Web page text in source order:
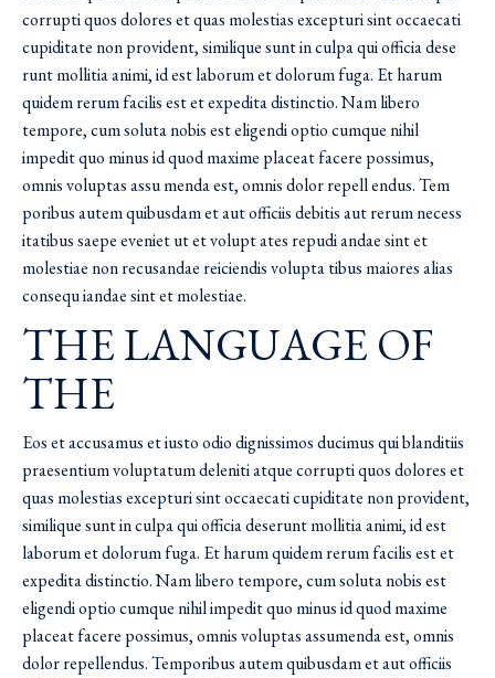
corrupti quos dolores et quas molestias excepturi sint occaecati
cupiditate non provident, similique sunt in culpa qui officia dese
runt mollitia animi, id est laborum et dolorum fuga. Et harum
quidem rerum facilis est et expedita distinctio. Nam libero
tempore, cum soluta nobis est eligendi optio cumque nihil
impedit quo minus id quod maxime placeat facere possimus,
omnis voluptas assu menda est, omnis dolor repell endus. Tem
poribus autem quibusdam et aut officiis debitis aut rerum necess
itatibus saepe eveniet ut et volupt ates repudi andae sint et
molestiae non recusandae reiciendis volupta tibus maiores alias
consequ iandae sint et molestiae.
THE LANGUAGE OF
THE
Eos et accusamus et iusto odio dignissimos ducimus qui blanditiis
praesentium voluptatum deleniti atque corrupti quos dolores et
quas molestias excepturi sint occaecati cupiditate non provident,
similique sunt in culpa qui officia deserunt mollitia animi, id est
laborum et dolorum fuga. Et harum quidem rerum facilis est et
expedita distinctio. Nam libero tempore, cum soluta nobis est
eligendi optio cumque nihil impedit quo minus id quod maxime
placeat facere possimus, omnis voluptas assumenda est, omnis
dolor repellendus. Temporibus autem quibusdam et aut officiis